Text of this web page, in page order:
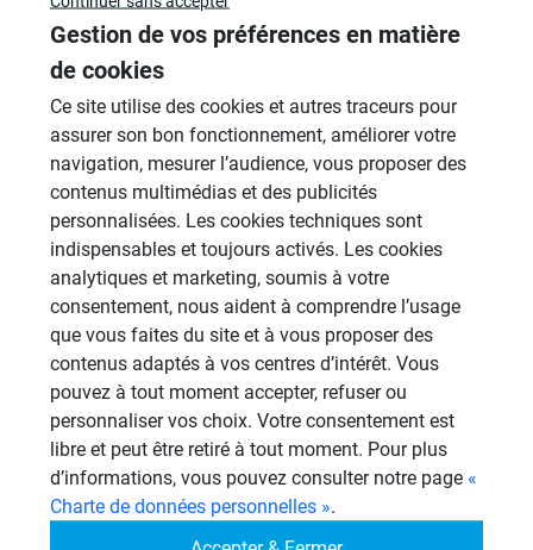
Revêtement Finition
Douches à l'Italienne
1485 Sujets
Cabines de hammam
26 Sujets
Systèmes de panneaux à carreler
Aménagement Agencement
21 Sujets
Autres
950 Sujets
Gestion de vos préférences en matière
de cookies
Ce site utilise des cookies et autres traceurs pour
assurer son bon fonctionnement, améliorer votre
navigation, mesurer l’audience, vous proposer des
contenus multimédias et des publicités
personnalisées. Les cookies techniques sont
indispensables et toujours activés. Les cookies
analytiques et marketing, soumis à votre
consentement, nous aident à comprendre l’usage
que vous faites du site et à vous proposer des
contenus adaptés à vos centres d’intérêt. Vous
pouvez à tout moment accepter, refuser ou
personnaliser vos choix. Votre consentement est
libre et peut être retiré à tout moment. Pour plus
d’informations, vous pouvez consulter notre page «
Charte de données personnelles ».